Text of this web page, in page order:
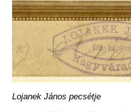
Lojanek János pecsétje